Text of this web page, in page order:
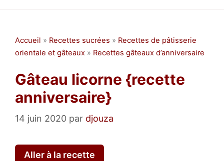
Accueil » Recettes sucrées » Recettes de pâtisserie
orientale et gâteaux » Recettes gâteaux d’anniversaire
Gâteau licorne {recette
anniversaire}
14 juin 2020 par djouza
Aller à la recette